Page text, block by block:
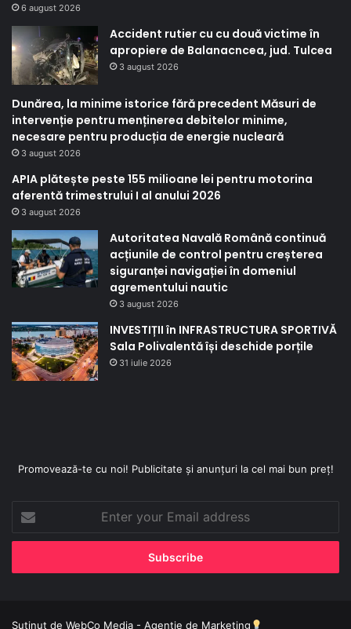
6 august 2026
Accident rutier cu cu două victime în
apropiere de Balanacncea, jud. Tulcea
3 august 2026
Dunărea, la minime istorice fără precedent Măsuri de
intervenție pentru menținerea debitelor minime,
necesare pentru producția de energie nucleară
3 august 2026
APIA plătește peste 155 milioane lei pentru motorina
aferentă trimestrului I al anului 2026
3 august 2026
Autoritatea Navală Română continuă
acțiunile de control pentru creșterea
siguranței navigației în domeniul
agrementului nautic
3 august 2026
INVESTIȚII în INFRASTRUCTURA SPORTIVĂ
Sala Polivalentă își deschide porțile
31 iulie 2026
Promovează-te cu noi! Publicitate și anunțuri la cel mai bun preț!
your
Email
Sutinut de WebCo Media - Agentie de Marketing